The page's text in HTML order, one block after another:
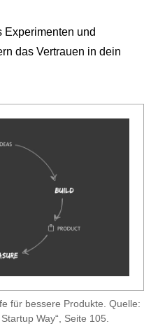
Experimenten und
das Vertrauen in dein
für bessere Produkte. Quelle:
Way“, Seite 105.